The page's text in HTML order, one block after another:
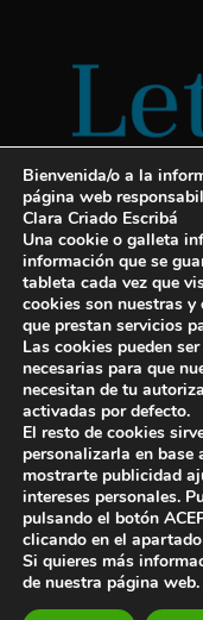
Servicios para
¡Letropía te ayuda
Autopublicar un libro
Cuanto cuesta
Cómo escribir un
Bienvenida/o a la
página web
Clara Criado Escribá
Una cookie o galleta
información que se
tableta cada vez que
cookies son nuestras y
que prestan servicios
Las cookies pueden
necesarias para que
necesitan de tu
activadas por defecto.
El resto de cookies
personalizarla en base
mostrarte publicidad
intereses personales.
pulsando el botón
clicando en el apartado
Si quieres más
de nuestra página web.